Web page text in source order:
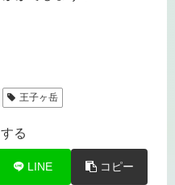
王子ヶ岳
る
LINE コピー